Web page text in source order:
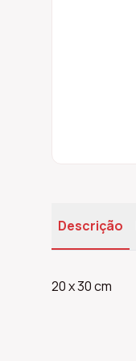
Descrição
20 x 30 cm